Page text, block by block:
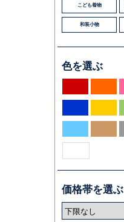
こども着物
和装小物
色を選ぶ
価格帯を選ぶ